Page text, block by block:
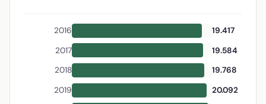
2016
19.417
2017
19.584
2018
19.768
2019
20.092